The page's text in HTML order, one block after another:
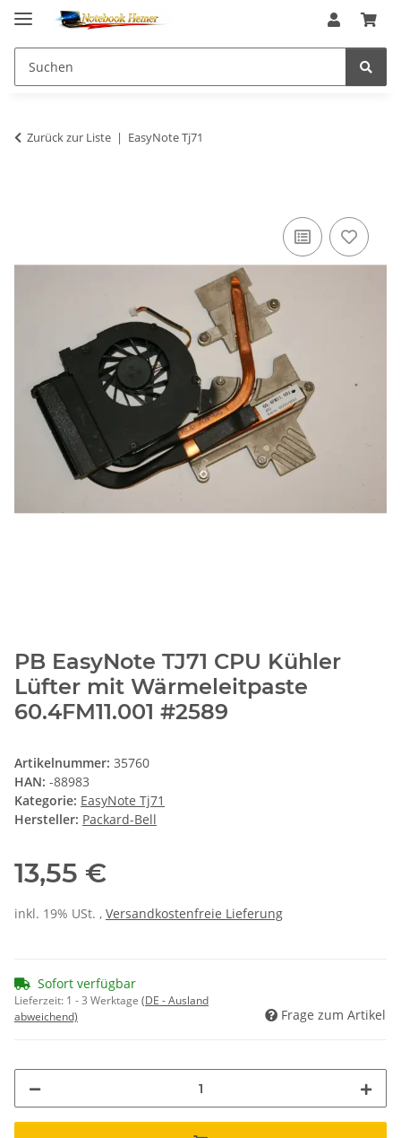
Zurück zur Liste EasyNote Tj71
PB EasyNote TJ71 CPU Kühler
Lüfter mit Wärmeleitpaste
60.4FM11.001 #2589
Artikelnummer: 35760
HAN: -88983
Kategorie: EasyNote Tj71
Hersteller: Packard-Bell
13,55 €
inkl. 19% USt. , Versandkostenfreie Lieferung
Sofort verfügbar
Lieferzeit: 1 - 3 Werktage (DE - Ausland
abweichend)
Frage zum Artikel